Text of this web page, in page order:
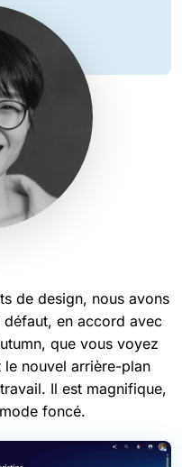
de design, nous avons
en accord avec
que vous voyez
le nouvel arrière-plan
Il est magnifique,
foncé.